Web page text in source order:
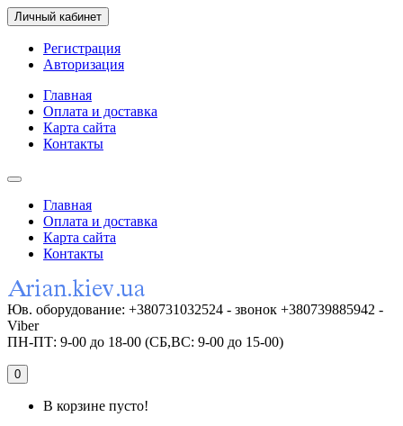
Личный кабинет
Регистрация
Авторизация
Главная
Оплата и доставка
Карта сайта
Контакты
Главная
Оплата и доставка
Карта сайта
Контакты
Юв. оборудование: +380731032524 - звонок +380739885942 -
Viber
ПН-ПТ: 9-00 до 18-00 (СБ,ВС: 9-00 до 15-00)
0
В корзине пусто!